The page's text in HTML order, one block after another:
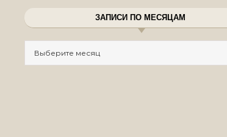
ЗАПИСИ ПО МЕСЯЦАМ